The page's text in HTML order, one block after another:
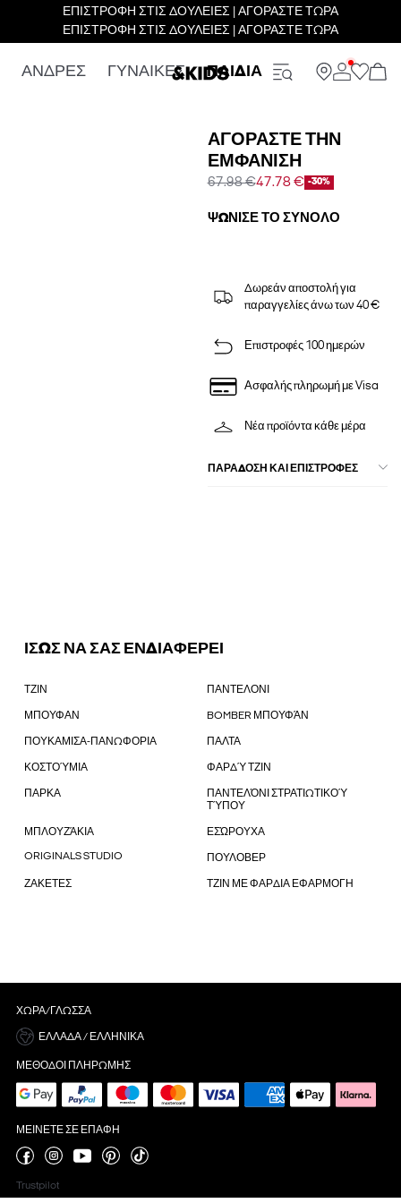
ΕΠΙΣΤΡΟΦΗ ΣΤΙΣ ΔΟΥΛΕΙΕΣ | ΑΓΟΡΑΣΤΕ ΤΩΡΑ
ΕΠΙΣΤΡΟΦΗ ΣΤΙΣ ΔΟΥΛΕΙΕΣ | ΑΓΟΡΑΣΤΕ ΤΩΡΑ
ΑΝΔΡΕΣ ΓΥΝΑΙΚΕΣ ΠΑΙΔΙΑ
ΑΓΟΡΆΣΤΕ ΤΗΝ
ΕΜΦΆΝΙΣΗ
67.98 €47.78 € -30%
ΨΏΝΙΣΕ ΤΟ ΣΎΝΟΛΟ
Δωρεάν αποστολή για
παραγγελίες άνω των 40 €
Επιστροφές 100 ημερών
Ασφαλής πληρωμή με Visa
Νέα προϊόντα κάθε μέρα
ΠΑΡΑΔΟΣΗ ΚΑΙ ΕΠΙΣΤΡΟΦΕΣ
ΙΣΩΣ ΝΑ ΣΑΣ ΕΝΔΙΑΦΕΡΕΙ
ΤΖΙΝ ΠΑΝΤΕΛΟΝΙ
ΜΠΟΥΦΑΝ BOMBER ΜΠΟΥΦΆΝ
ΠΟΥΚΑΜΙΣΑ-ΠΑΝΩΦΟΡΙΑ ΠΑΛΤΑ
ΚΟΣΤΟΎΜΙΑ ΦΑΡΔΎ ΤΖΙΝ
ΠΑΡΚΑ
ΠΑΝΤΕΛΌΝΙ ΣΤΡΑΤΙΩΤΙΚΟΎ
ΤΎΠΟΥ
ΜΠΛΟΥΖΆΚΙΑ ΕΣΏΡΟΥΧΑ
ORIGINALS STUDIO ΠΟΥΛΟΒΕΡ
ΖΑΚΕΤΕΣ ΤΖΙΝ ΜΕ ΦΑΡΔΙΑ ΕΦΑΡΜΟΓΗ
ΧΏΡΑ/ΓΛΏΣΣΑ
ΕΛΛΆΔΑ / ΕΛΛΗΝΙΚΆ
ΜΈΘΟΔΟΙ ΠΛΗΡΩΜΉΣ
ΜΕΊΝΕΤΕ ΣΕ ΕΠΑΦΉ
Trustpilot